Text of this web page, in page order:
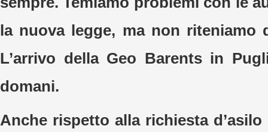
la nuova legge, ma non riteniamo
L’arrivo della Geo Barents in
domani.
Anche rispetto alla richiesta